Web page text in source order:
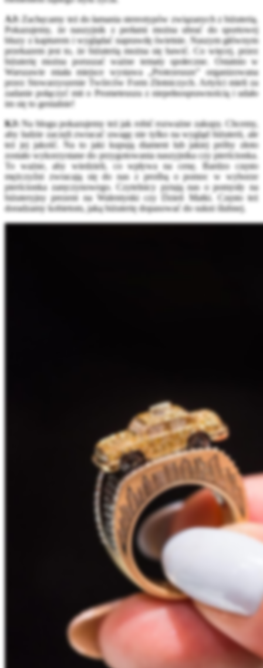
AJ: Zachęcamy też do łamania stereotypów związanych z biżuterią.
Pokazujemy, że naszyjnik z perłami można ubrać do sportowej
bluzy z kapturem i wyglądać naprawdę świetnie. Naszym głównym
przekazem jest to, że biżuterią można się bawić. Co więcej, przez
biżuterię można poruszać ważne tematy społeczne. Ostatnio w
Warszawie miała miejsce wystawa „Protezeusze” organizowana
przez Stowarzyszenie Twórców Form Złotniczych. Artyści mieli za
zadanie połączyć mit o Prometeuszu z niepełnosprawnością i udało
im się to genialnie!
KJ: Na blogu pokazujemy też jak robić rozważne zakupy. Chcemy,
aby ludzie zaczęli zwracać uwagę nie tylko na wygląd biżuterii, ale
też jej jakość. Na to jaki kupują diament lub jakiej próby złoto
zostało wykorzystane do przygotowania naszyjnika czy pierścionka.
To ważne, aby wiedzieli, co wpływa na cenę. Bardzo często
mężczyźni zwracają się do nas z prośbą o pomoc w wyborze
pierścionka zaręczynowego. Czytelnicy pytają nas o pomysły na
biżuteryjny prezent na Walentynki czy Dzień Matki. Często też
doradzamy kobietom, jaką biżuterię dopasować do sukni ślubnej.